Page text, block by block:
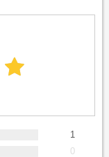
1
0